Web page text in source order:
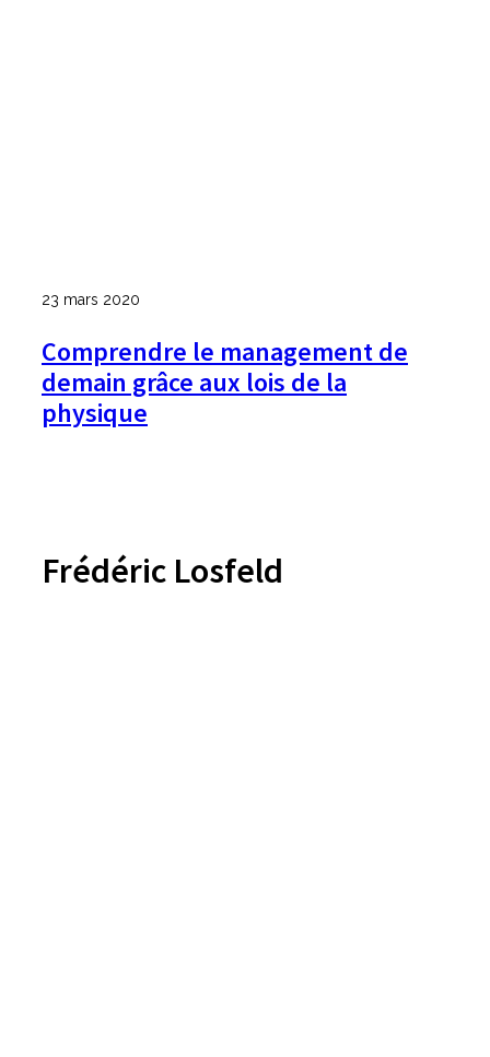
23 mars 2020
Comprendre le management de
demain grâce aux lois de la
physique
Frédéric Losfeld